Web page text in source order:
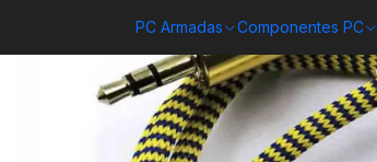
PC Armadas Componentes PC